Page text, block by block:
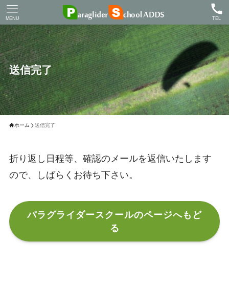
TEL
MENU
送信完了
ホーム 送信完了
折り返し日程等、確認のメールを返信いたします
ので、しばらくお待ち下さい。
パラグライダースクールのページへもど
る